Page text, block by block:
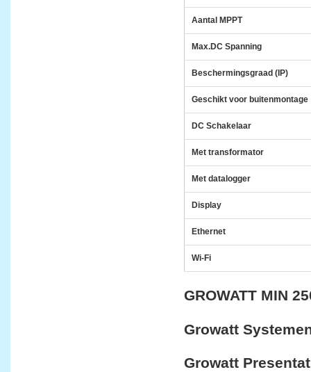
Aantal MPPT
Max.DC Spanning
Beschermingsgraad (IP)
Geschikt voor buitenmontage
DC Schakelaar
Met transformator
Met datalogger
Display
Ethernet
Wi-Fi
GROWATT MIN
Growatt
Growatt